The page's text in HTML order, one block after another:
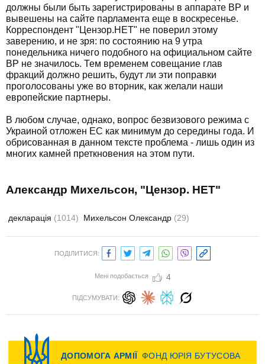
должны были быть зарегистрированы в аппарате ВР и
вывешены на сайте парламента еще в воскресенье.
Корреспондент "Цензор.НЕТ" не поверил этому
заверению, и не зря: по состоянию на 9 утра
понедельника ничего подобного на официальном сайте
ВР не значилось. Тем временем совещание глав
фракций должно решить, будут ли эти поправки
проголосованы уже во вторник, как желали наши
европейские партнеры.
В любом случае, однако, вопрос безвизового режима с
Украиной отложен ЕС как минимум до середины года. И
обрисованная в данном тексте проблема - лишь один из
многих камней преткновения на этом пути.
Александр Михельсон, "Цензор. НЕТ"
декларація (1014) Михельсон Олександр (29)
ПОДІЛИТИСЯ:
Мені подобається 4
ПІДСУМУВАТИ: